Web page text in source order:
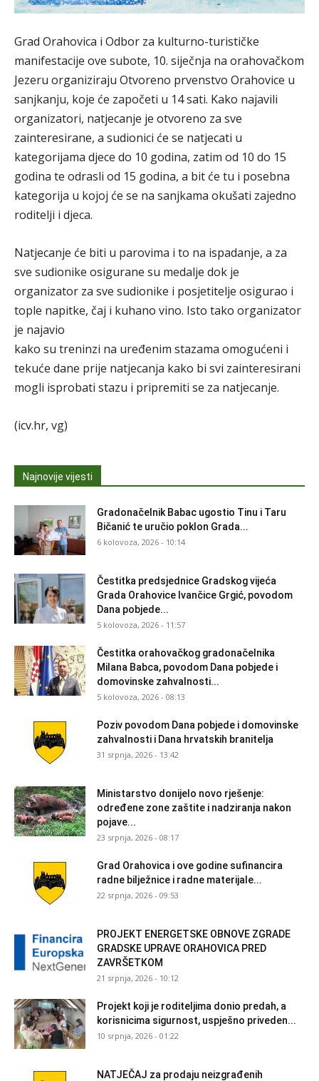
Grad Orahovica i Odbor za kulturno-turističke
manifestacije ove subote, 10. siječnja na orahovačkom
Jezeru organiziraju Otvoreno prvenstvo Orahovice u
sanjkanju, koje će započeti u 14 sati. Kako najavili
organizatori, natjecanje je otvoreno za sve
zainteresirane, a sudionici će se natjecati u
kategorijama djece do 10 godina, zatim od 10 do 15
godina te odrasli od 15 godina, a bit će tu i posebna
kategorija u kojoj će se na sanjkama okušati zajedno
roditelji i djeca.
Natjecanje će biti u parovima i to na ispadanje, a za
sve sudionike osigurane su medalje dok je
organizator za sve sudionike i posjetitelje osigurao i
tople napitke, čaj i kuhano vino. Isto tako organizator
je najavio
kako su treninzi na uređenim stazama omogućeni i
tekuće dane prije natjecanja kako bi svi zainteresirani
mogli isprobati stazu i pripremiti se za natjecanje.
(icv.hr, vg)
Najnovije vijesti
Gradonačelnik Babac ugostio Tinu i Taru
Bičanić te uručio poklon Grada...
6 kolovoza, 2026 - 10:14
Čestitka predsjednice Gradskog vijeća
Grada Orahovice Ivančice Grgić, povodom
Dana pobjede...
5 kolovoza, 2026 - 11:57
Čestitka orahovačkog gradonačelnika
Milana Babca, povodom Dana pobjede i
domovinske zahvalnosti...
5 kolovoza, 2026 - 08:13
Poziv povodom Dana pobjede i domovinske
zahvalnosti i Dana hrvatskih branitelja
31 srpnja, 2026 - 13:42
Ministarstvo donijelo novo rješenje:
određene zone zaštite i nadziranja nakon
pojave...
23 srpnja, 2026 - 08:17
Grad Orahovica i ove godine sufinancira
radne bilježnice i radne materijale...
22 srpnja, 2026 - 09:53
PROJEKT ENERGETSKE OBNOVE ZGRADE
GRADSKE UPRAVE ORAHOVICA PRED
ZAVRŠETKOM
21 srpnja, 2026 - 10:12
Projekt koji je roditeljima donio predah, a
korisnicima sigurnost, uspješno priveden...
10 srpnja, 2026 - 01:22
NATJEČAJ za prodaju neizgrađenih